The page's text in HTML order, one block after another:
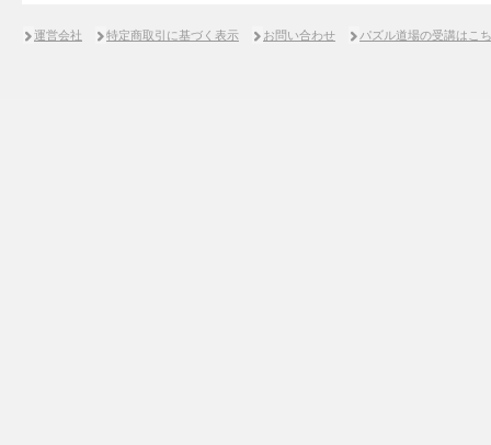
運営会社 特定商取引に基づく表示 お問い合わせ パズル道場の受講はこ